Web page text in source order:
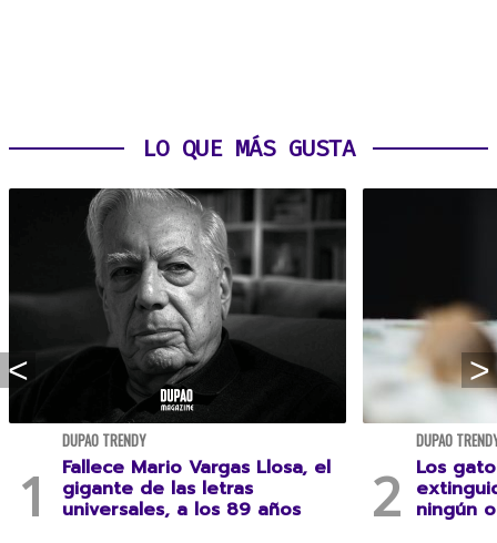
LO QUE MÁS GUSTA
DUPAO TRENDY
Fallece Mario Vargas Llosa, el
gigante de las letras
universales, a los 89 años
DUPAO
Los
ningún